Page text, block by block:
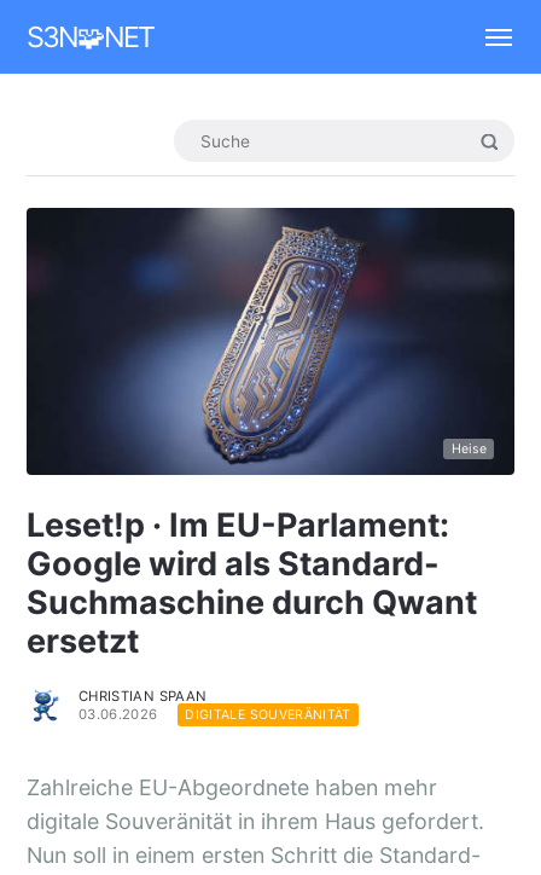
S3N🧩NET
Heise
Leset!p · Im EU-Parlament:
Google wird als Standard-
Suchmaschine durch Qwant
ersetzt
CHRISTIAN SPAAN
03.06.2026
DIGITALE SOUVERÄNITÄT
Zahlreiche EU-Abgeordnete haben mehr
digitale Souveränität in ihrem Haus gefordert.
Nun soll in einem ersten Schritt die Standard-